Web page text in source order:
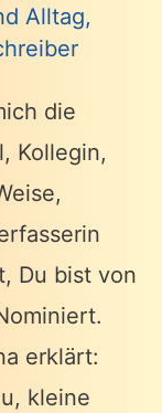
Alltag,
die
Kollegin,
Du bist von
erklärt:
kleine